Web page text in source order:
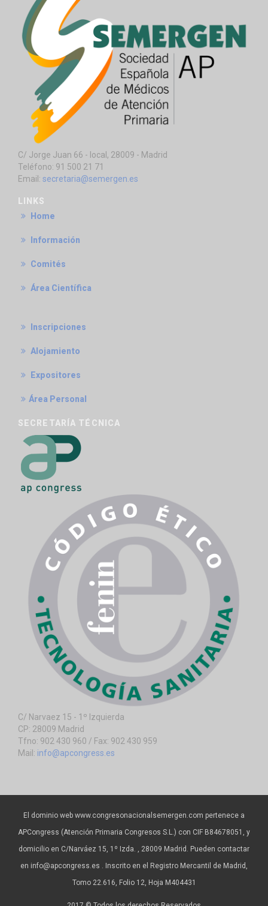
C/ Jorge Juan 66 - local, 28009 - Madrid
Teléfono: 91 500 21 71
Email: secretaria@semergen.es
LINKS
Home
Información
Comités
Área Científica
Inscripciones
Alojamiento
Expositores
Área Personal
SECRETARÍA TÉCNICA
C/ Narvaez 15 - 1º Izquierda
CP: 28009 Madrid
Tfno: 902 430 960 / Fax: 902 430 959
Mail: info@apcongress.es
El dominio web www.congresonacionalsemergen.com pertenece a
APCongress (Atención Primaria Congresos S.L.) con CIF B84678051, y
domicilio en C/Narváez 15, 1º Izda. , 28009 Madrid. Pueden contactar
en info@apcongress.es . Inscrito en el Registro Mercantil de Madrid,
Tomo 22.616, Folio 12, Hoja M404431